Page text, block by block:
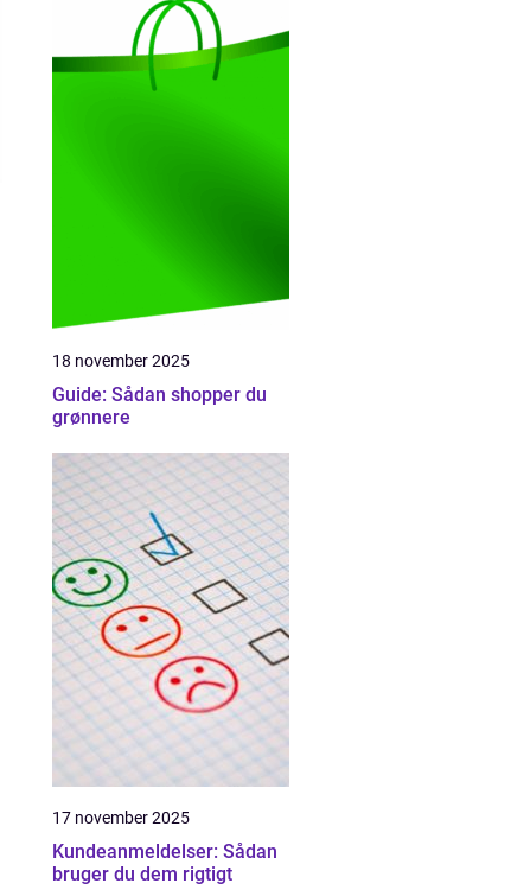
18 november 2025
Guide: Sådan shopper du
grønnere
17 november 2025
Kundeanmeldelser: Sådan
bruger du dem rigtigt